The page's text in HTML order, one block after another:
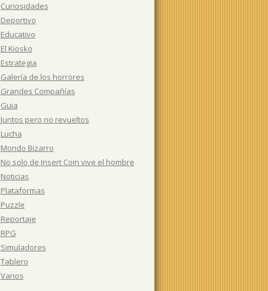
Curiosidades
Deportivo
Educativo
El Kiosko
Estrategia
Galería de los horrores
Grandes Compañías
Guia
Juntos pero no revueltos
Lucha
Mondo Bizarro
No solo de Insert Coin vive el hombre
Noticias
Plataformas
Puzzle
Reportaje
RPG
Simuladores
Tablero
Varios